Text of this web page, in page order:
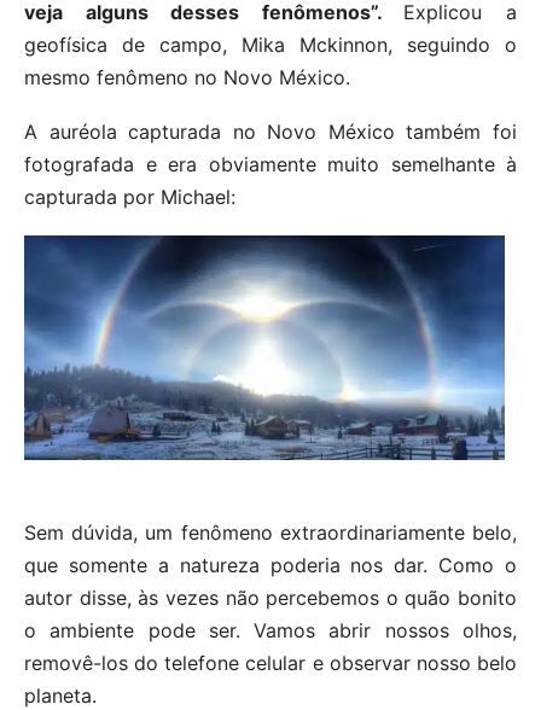
veja alguns desses fenômenos”. Explicou a
geofísica de campo, Mika Mckinnon, seguindo o
mesmo fenômeno no Novo México.
A auréola capturada no Novo México também foi
fotografada e era obviamente muito semelhante à
capturada por Michael:
Sem dúvida, um fenômeno extraordinariamente belo,
que somente a natureza poderia nos dar. Como o
autor disse, às vezes não percebemos o quão bonito
o ambiente pode ser. Vamos abrir nossos olhos,
removê-los do telefone celular e observar nosso belo
planeta.